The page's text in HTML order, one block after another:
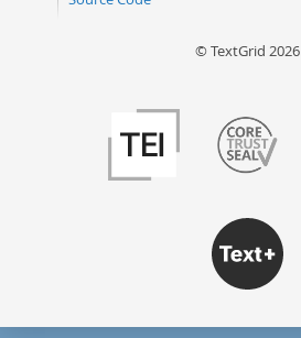
© TextGrid 2026